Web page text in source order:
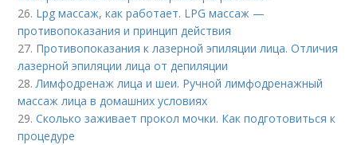
26. Lpg массаж, как работает. LPG массаж —
противопоказания и принцип действия
27. Противопоказания к лазерной эпиляции лица. Отличия
лазерной эпиляции лица от депиляции
28.Лимфодренаж лица и шеи. Ручной лимфодренажный
массаж лица в домашних условиях
29.Сколько заживает прокол мочки. Как подготовиться к
процедуре